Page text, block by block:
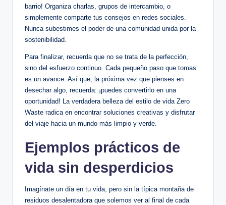
barrio! Organiza charlas, grupos de intercambio, o
simplemente comparte tus consejos en redes sociales.
Nunca subestimes el poder de una comunidad unida por la
sostenibilidad.
Para finalizar, recuerda que no se trata de la perfección,
sino del esfuerzo continuo. Cada pequeño paso que tomas
es un avance. Así que, la próxima vez que pienses en
desechar algo, recuerda: ¡puedes convertirlo en una
oportunidad! La verdadera belleza del estilo de vida Zero
Waste radica en encontrar soluciones creativas y disfrutar
del viaje hacia un mundo más limpio y verde.
Ejemplos prácticos de
vida sin desperdicios
Imagínate un día en tu vida, pero sin la típica montaña de
residuos desalentadora que solemos ver al final de cada